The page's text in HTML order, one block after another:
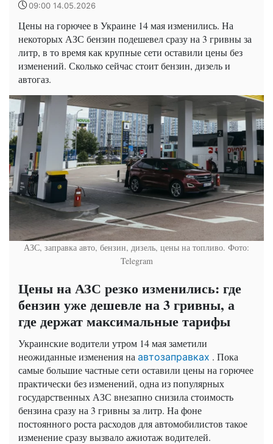
09:00 14.05.2026
Цены на горючее в Украине 14 мая изменились. На
некоторых АЗС бензин подешевел сразу на 3 гривны за
литр, в то время как крупные сети оставили цены без
изменений. Сколько сейчас стоит бензин, дизель и
автогаз.
АЗС, заправка авто, бензин, дизель, цены на топливо. Фото:
Telegram
Цены на АЗС резко изменились: где
бензин уже дешевле на 3 гривны, а
где держат максимальные тарифы
Украинские водители утром 14 мая заметили
неожиданные изменения на автозаправках . Пока
самые большие частные сети оставили цены на горючее
практически без изменений, одна из популярных
государственных АЗС внезапно снизила стоимость
бензина сразу на 3 гривны за литр. На фоне
постоянного роста расходов для автомобилистов такое
изменение сразу вызвало ажиотаж водителей.